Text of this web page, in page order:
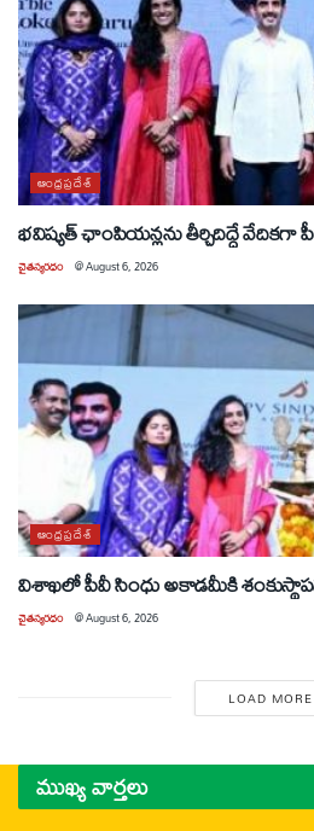
ఆంధ్రప్రదేశ్
భవిష్యత్ ఛాంపియన్లను తీర్చిదిద్దే వేదికగా
చైతన్యరధం @August 6, 2026
ఆంధ్రప్రదేశ్
విశాఖలో పీవీ సింధు అకాడమీకి
చైతన్యరధం @August 6, 2026
LOAD MORE
ముఖ్య వార్తలు